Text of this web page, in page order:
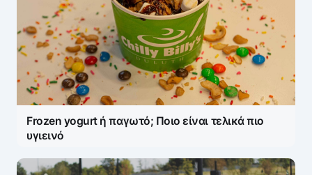
Η ηλ. διεύθυνση σας δεν δημοσιεύεται. Τα
υποχρεωτικά πεδία σημειώνονται με*
Message*
Frozen yogurt ή παγωτό; Ποιο είναι τελικά πιο
υγιεινό